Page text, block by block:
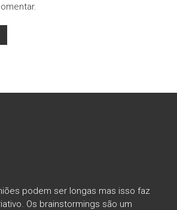
podem ser longas mas isso faz
Os brainstormings são um